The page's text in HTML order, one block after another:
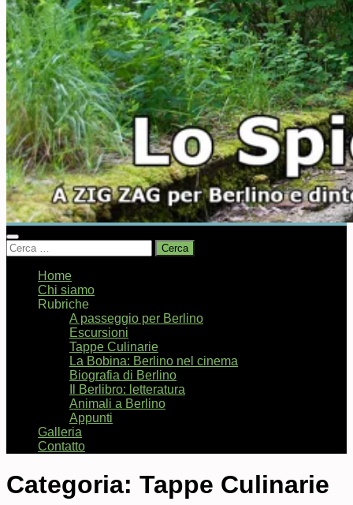
Ricerca
per:
Home
Chi siamo
Rubriche
A passeggio per Berlino
Escursioni
Tappe Culinarie
La Bobina: Berlino nel cinema
Biografia di Berlino
Il Berlibro: letteratura
Animali a Berlino
Appunti
Galleria
Contatto
Categoria: Tappe Culinarie